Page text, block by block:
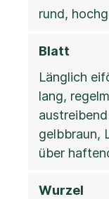
rund,
Blatt
Länglich
lang,
gelbbraun,
über
Wurzel